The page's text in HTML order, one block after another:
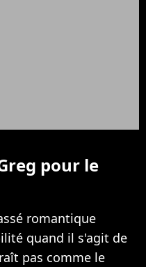
pour le
romantique
quand il s'agit de
pas comme le